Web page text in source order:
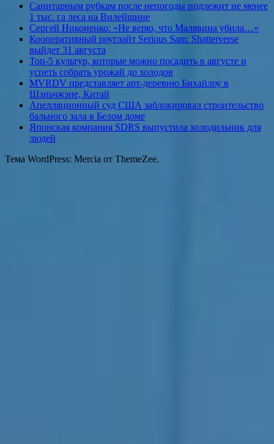
Санитарным рубкам после непогоды подлежит не менее
1 тыс. га леса на Вилейщине
Сергей Никоненко: «Не верю, что Малявина убила…»
Кооперативный роуглайт Serious Sam: Shatterverse
выйдет 31 августа
Топ-5 культур, которые можно посадить в августе и
успеть собрать урожай до холодов
MVRDV представляет арт-деревню Бихайлоу в
Шэньчжэне, Китай
Апелляционный суд США заблокировал строительство
бального зала в Белом доме
Японская компания SDRS выпустила холодильник для
людей
Тема WordPress: Mercia от ThemeZee.